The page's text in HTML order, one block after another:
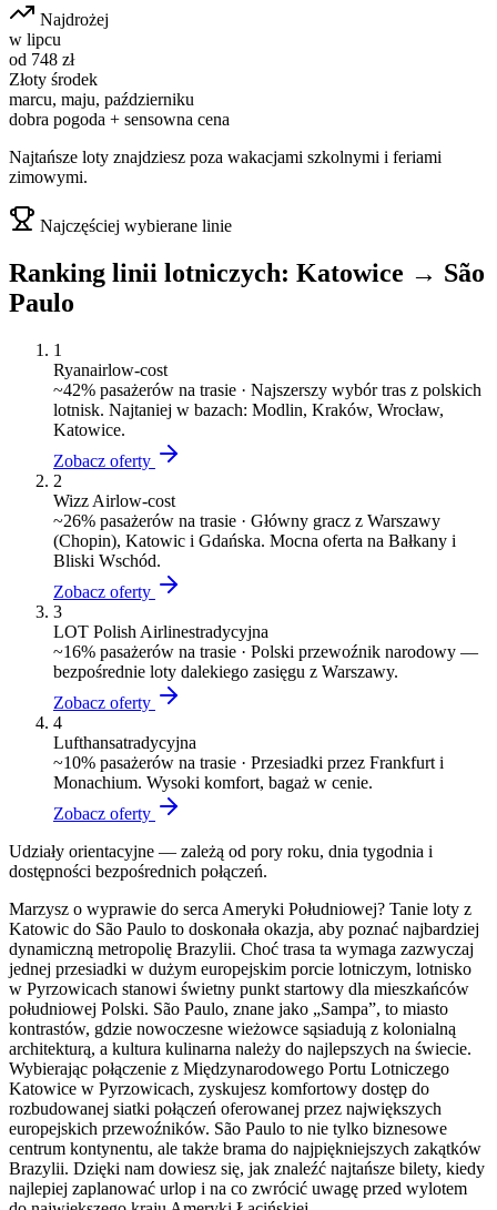
Najdrożej
w lipcu
od 748 zł
Złoty środek
marcu, maju, październiku
dobra pogoda + sensowna cena
Najtańsze loty znajdziesz poza wakacjami szkolnymi i feriami
zimowymi.
Najczęściej wybierane linie
Ranking linii lotniczych: Katowice → São
Paulo
1
Ryanairlow-cost
~42% pasażerów na trasie · Najszerszy wybór tras z polskich
lotnisk. Najtaniej w bazach: Modlin, Kraków, Wrocław,
Katowice.
Zobacz oferty
2
Wizz Airlow-cost
~26% pasażerów na trasie · Główny gracz z Warszawy
(Chopin), Katowic i Gdańska. Mocna oferta na Bałkany i
Bliski Wschód.
Zobacz oferty
3
LOT Polish Airlinestradycyjna
~16% pasażerów na trasie · Polski przewoźnik narodowy —
bezpośrednie loty dalekiego zasięgu z Warszawy.
Zobacz oferty
4
Lufthansatradycyjna
~10% pasażerów na trasie · Przesiadki przez Frankfurt i
Monachium. Wysoki komfort, bagaż w cenie.
Zobacz oferty
Udziały orientacyjne — zależą od pory roku, dnia tygodnia i
dostępności bezpośrednich połączeń.
Marzysz o wyprawie do serca Ameryki Południowej? Tanie loty z
Katowic do São Paulo to doskonała okazja, aby poznać najbardziej
dynamiczną metropolię Brazylii. Choć trasa ta wymaga zazwyczaj
jednej przesiadki w dużym europejskim porcie lotniczym, lotnisko
w Pyrzowicach stanowi świetny punkt startowy dla mieszkańców
południowej Polski. São Paulo, znane jako „Sampa”, to miasto
kontrastów, gdzie nowoczesne wieżowce sąsiadują z kolonialną
architekturą, a kultura kulinarna należy do najlepszych na świecie.
Wybierając połączenie z Międzynarodowego Portu Lotniczego
Katowice w Pyrzowicach, zyskujesz komfortowy dostęp do
rozbudowanej siatki połączeń oferowanej przez największych
europejskich przewoźników. São Paulo to nie tylko biznesowe
centrum kontynentu, ale także brama do najpiękniejszych zakątków
Brazylii. Dzięki nam dowiesz się, jak znaleźć najtańsze bilety, kiedy
najlepiej zaplanować urlop i na co zwrócić uwagę przed wylotem